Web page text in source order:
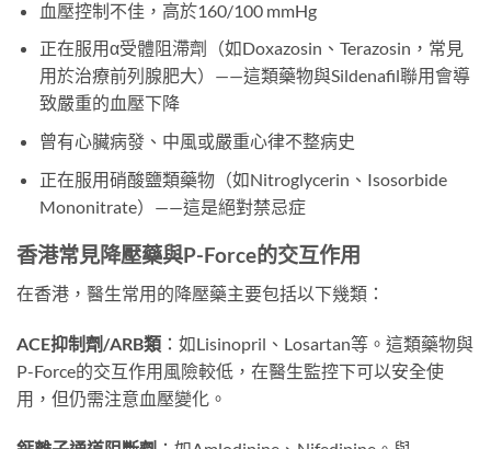
血壓控制不佳，高於160/100 mmHg
正在服用α受體阻滯劑（如Doxazosin、Terazosin，常見
用於治療前列腺肥大）——這類藥物與Sildenafil聯用會導
致嚴重的血壓下降
曾有心臟病發、中風或嚴重心律不整病史
正在服用硝酸鹽類藥物（如Nitroglycerin、Isosorbide
Mononitrate）——這是絕對禁忌症
香港常見降壓藥與P-Force的交互作用
在香港，醫生常用的降壓藥主要包括以下幾類：
ACE抑制劑/ARB類 ：如Lisinopril、Losartan等。這類藥物與
P-Force的交互作用風險較低，在醫生監控下可以安全使
用，但仍需注意血壓變化。